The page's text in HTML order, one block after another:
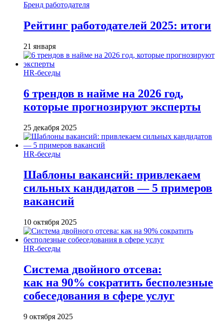
Бренд работодателя
Рейтинг работодателей 2025: итоги
21 января
HR-беседы
6 трендов в найме на 2026 год,
которые прогнозируют эксперты
25 декабря 2025
HR-беседы
Шаблоны вакансий: привлекаем
сильных кандидатов — 5 примеров
вакансий
10 октября 2025
HR-беседы
Система двойного отсева:
как на 90% сократить бесполезные
собеседования в сфере услуг
9 октября 2025